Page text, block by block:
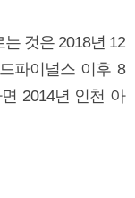
것은 2018년 12
파이널스 이후 8
2014년 인천 아